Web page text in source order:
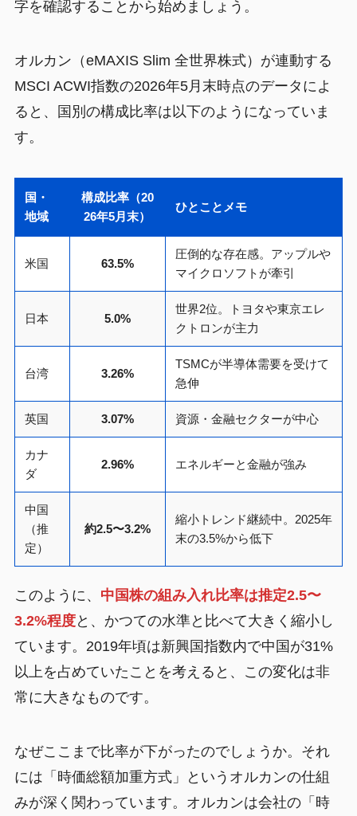
字を確認することから始めましょう。
オルカン（eMAXIS Slim 全世界株式）が連動する
MSCI ACWI指数の2026年5月末時点のデータによ
ると、国別の構成比率は以下のようになっていま
す。
国・
地域
構成比率（20
26年5月末）
ひとことメモ
米国 63.5%
圧倒的な存在感。アップルや
マイクロソフトが牽引
日本 5.0%
世界2位。トヨタや東京エレ
クトロンが主力
台湾 3.26%
TSMCが半導体需要を受けて
急伸
英国 3.07% 資源・金融セクターが中心
カナ
ダ
2.96% エネルギーと金融が強み
中国
（推
定）
約2.5〜3.2%
縮小トレンド継続中。2025年
末の3.5%から低下
このように、 中国株の組み入れ比率は推定2.5〜
3.2%程度と、かつての水準と比べて大きく縮小し
ています。2019年頃は新興国指数内で中国が31%
以上を占めていたことを考えると、この変化は非
常に大きなものです。
なぜここまで比率が下がったのでしょうか。それ
には「時価総額加重方式」というオルカンの仕組
みが深く関わっています。オルカンは会社の「時